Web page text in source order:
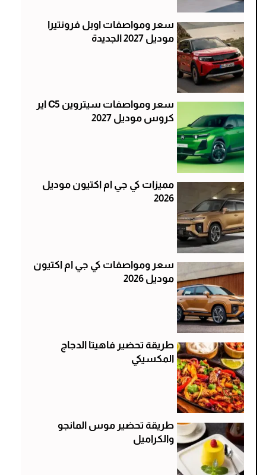
سعر ومواصفات اوبل فرونتيرا
موديل 2027 الجديدة
سعر ومواصفات سيتروين C5 اير
كروس موديل 2027
مميزات كي جي ام اكتيون موديل
2026
سعر ومواصفات كي جي ام اكتيون
موديل 2026
طريقة تحضير فاهيتا الدجاج
المكسيكي
طريقة تحضير موس المانجو
والكراميل